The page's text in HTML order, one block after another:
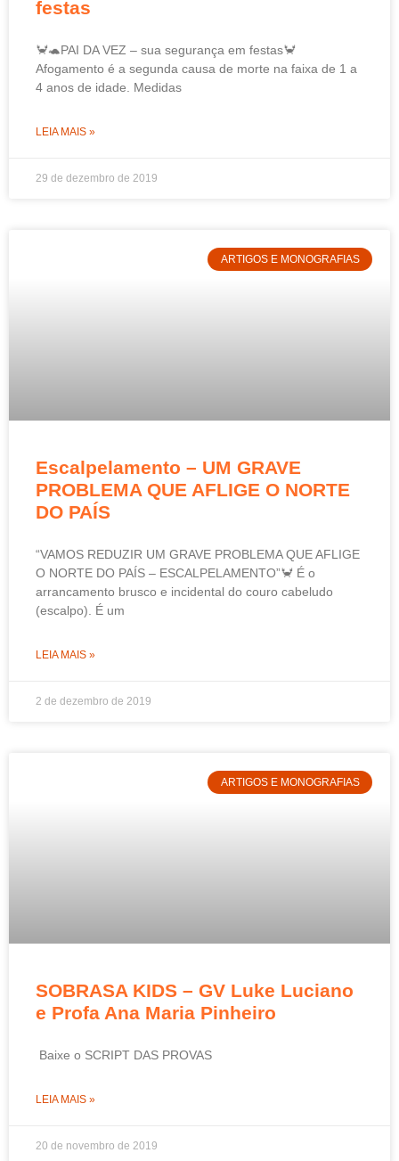
festas
🦀🐢PAI DA VEZ – sua segurança em festas🦀
Afogamento é a segunda causa de morte na faixa de 1 a
4 anos de idade. Medidas
LEIA MAIS »
29 de dezembro de 2019
ARTIGOS E MONOGRAFIAS
Escalpelamento – UM GRAVE
PROBLEMA QUE AFLIGE O NORTE
DO PAÍS
“VAMOS REDUZIR UM GRAVE PROBLEMA QUE AFLIGE
O NORTE DO PAÍS – ESCALPELAMENTO”🦀 É o
arrancamento brusco e incidental do couro cabeludo
(escalpo). É um
LEIA MAIS »
2 de dezembro de 2019
ARTIGOS E MONOGRAFIAS
SOBRASA KIDS – GV Luke Luciano
e Profa Ana Maria Pinheiro
Baixe o SCRIPT DAS PROVAS
LEIA MAIS »
20 de novembro de 2019